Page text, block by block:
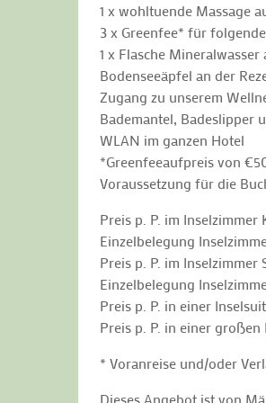
1 x wohltuende Massage
3 x Greenfee* für
1 x Flasche
Bodenseeäpfel an der
Zugang zu unserem
Bademantel, Badeslipper
WLAN im ganzen Hotel
*Greenfeeaufpreis von
Voraussetzung für die
Preis p. P. im
Einzelbelegung
Preis p. P. im
Einzelbelegung
Preis p. P. in einer
Preis p. P. in einer
* Voranreise und/oder